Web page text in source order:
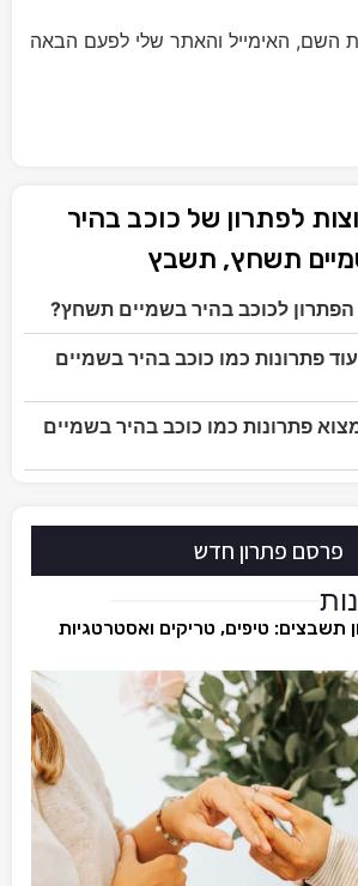
השם, האימייל והאתר שלי לפעם הבאה
לפתרון של כוכב בהיר
תשחץ, תשבץ
לכוכב בהיר בשמיים תשחץ?
פתרונות כמו כוכב בהיר בשמיים
פתרונות כמו כוכב בהיר בשמיים
פרסם פתרון חדש
תשבצים: טיפים, טריקים ואסטרטגיות